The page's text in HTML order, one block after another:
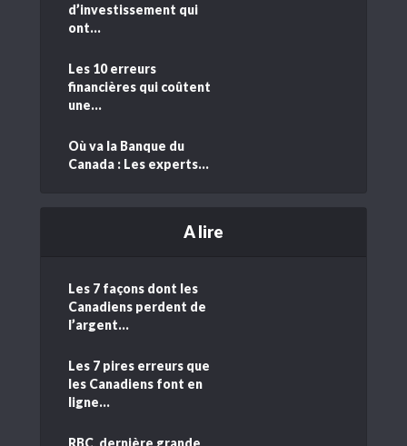
d’investissement qui
ont...
Les 10 erreurs
financières qui coûtent
une...
Où va la Banque du
Canada : Les experts...
A lire
Les 7 façons dont les
Canadiens perdent de
l’argent...
Les 7 pires erreurs que
les Canadiens font en
ligne...
RBC, dernière grande